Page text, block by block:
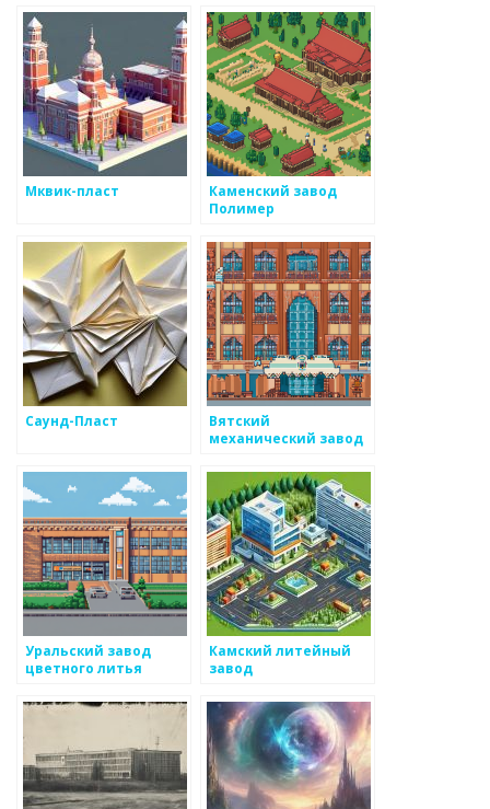
Мквик-пласт
Каменский завод
Полимер
Саунд-Пласт
Вятский
механический завод
Уральский завод
цветного литья
Камский литейный
завод